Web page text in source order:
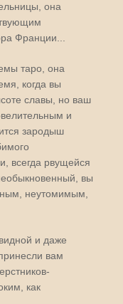
она
Франции...
таро, она
когда вы
славы, но ваш
и
зародыш
всегда рвущейся
вы
неутомимым,
и даже
вам
как